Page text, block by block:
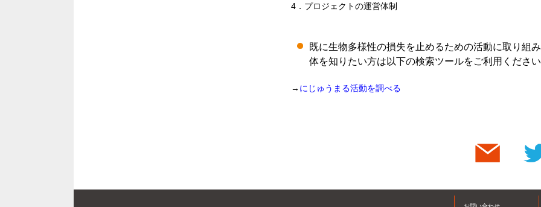
4．プロジェクトの運営体制
既に生物多様性の損失を止めるための活動に取り組
体を知りたい方は以下の検索ツールをご利用くださ
→ にじゅうまる活動を調べる